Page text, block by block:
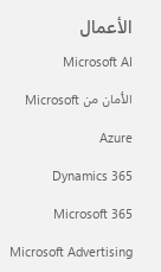
الأعمال
Microsoft AI
الأمان من Microsoft
Azure
Dynamics 365
Microsoft 365
Microsoft Advertising